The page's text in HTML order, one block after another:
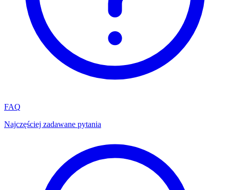
FAQ
Najczęściej zadawane pytania